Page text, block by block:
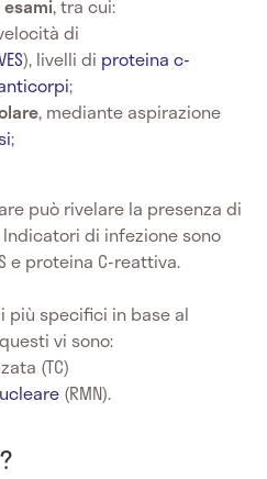
esami, tra cui:
di
), livelli di proteina c-
;
, mediante aspirazione
;
può rivelare la presenza di
Indicatori di infezione sono
e proteina C-reattiva.
più specifici in base al
vi sono:
(TC)
(RMN).